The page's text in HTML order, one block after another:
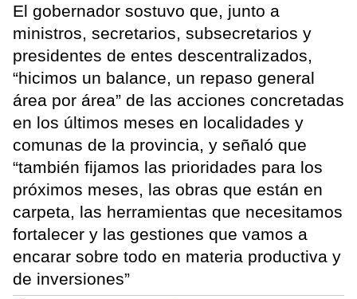
El gobernador sostuvo que, junto a
ministros, secretarios, subsecretarios y
presidentes de entes descentralizados,
“hicimos un balance, un repaso general
área por área” de las acciones concretadas
en los últimos meses en localidades y
comunas de la provincia, y señaló que
“también fijamos las prioridades para los
próximos meses, las obras que están en
carpeta, las herramientas que necesitamos
fortalecer y las gestiones que vamos a
encarar sobre todo en materia productiva y
de inversiones”